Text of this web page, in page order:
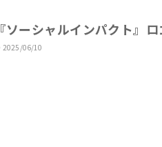
『ソーシャルインパクト』
2025/06/10